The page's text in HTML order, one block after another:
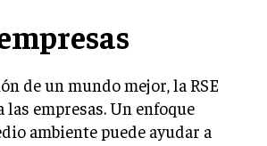
de un mundo mejor, la RSE
empresas. Un enfoque
ambiente puede ayudar a